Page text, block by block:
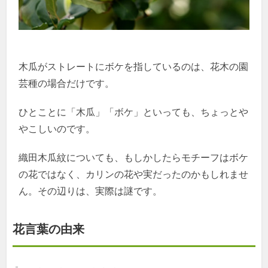
木瓜がストレートにボケを指しているのは、花木の園
芸種の場合だけです。
ひとことに「木瓜」「ボケ」といっても、ちょっとや
やこしいのです。
織田木瓜紋についても、もしかしたらモチーフはボケ
の花ではなく、カリンの花や実だったのかもしれませ
ん。その辺りは、実際は謎です。
花言葉の由来